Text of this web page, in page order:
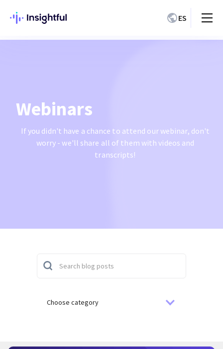
ES
Webinars
If you didn't have a chance to attend our webinar, don't
worry - we'll share all of them with videos and
transcripts!
Choose category